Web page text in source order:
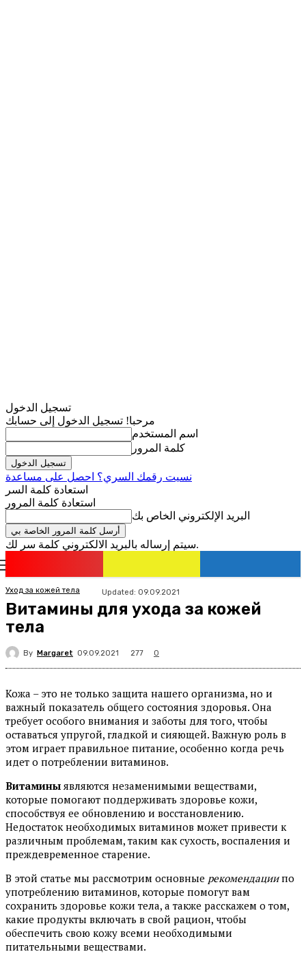
تسجيل الدخول
مرحبا! تسجيل الدخول إلى حسابك
اسم المستخدم
كلمة المرور
نسيت رقمك السري؟ احصل على مساعدة
استعادة كلمة السر
استعادة كلمة المرور
البريد الإلكتروني الخاص بك
سيتم إرساله بالبريد الالكتروني كلمة سر لك.
Уход за кожей тела Updated: 09.09.2021
Витамины для ухода за кожей
тела
By Margaret 09.09.2021 277 0
Кожа – это не только защита нашего организма, но и
важный показатель общего состояния здоровья. Она
требует особого внимания и заботы для того, чтобы
оставаться упругой, гладкой и сияющей. Важную роль в
этом играет правильное питание, особенно когда речь
идет о потреблении витаминов.
Витаминыявляются незаменимыми веществами,
которые помогают поддерживать здоровье кожи,
способствуя ее обновлению и восстановлению.
Недостаток необходимых витаминов может привести к
различным проблемам, таким как сухость, воспаления и
преждевременное старение.
В этой статье мы рассмотрим основные рекомендациипо
употреблению витаминов, которые помогут вам
сохранить здоровье кожи тела, а также расскажем о том,
какие продукты включать в свой рацион, чтобы
обеспечить свою кожу всеми необходимыми
питательными веществами.